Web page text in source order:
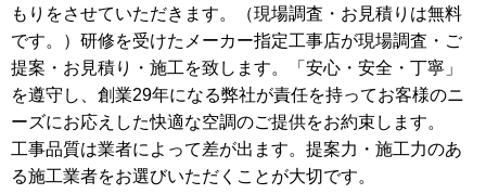
もりをさせていただきます。（現場調査・お見積りは無料
です。）研修を受けたメーカー指定工事店が現場調査・ご
提案・お見積り・施工を致します。「安心・安全・丁寧」
を遵守し、創業29年になる弊社が責任を持ってお客様のニ
ーズにお応えした快適な空調のご提供をお約束します。
工事品質は業者によって差が出ます。提案力・施工力のあ
る施工業者をお選びいただくことが大切です。